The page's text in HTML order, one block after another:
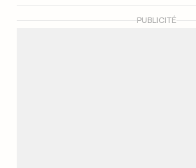
PUBLICITÉ